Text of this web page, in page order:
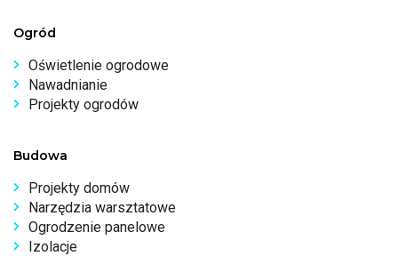
Ogród
Oświetlenie ogrodowe
Nawadnianie
Projekty ogrodów
Budowa
Projekty domów
Narzędzia warsztatowe
Ogrodzenie panelowe
Izolacje